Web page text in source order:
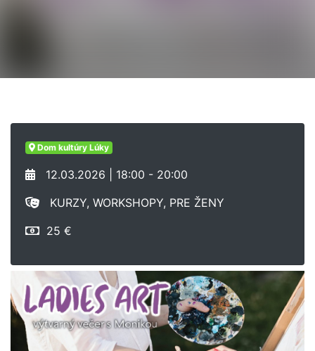
Dom kultúry Lúky
12.03.2026 | 18:00 - 20:00
KURZY, WORKSHOPY, PRE ŽENY
25 €